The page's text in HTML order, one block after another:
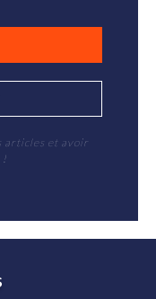
articles et avoir
!